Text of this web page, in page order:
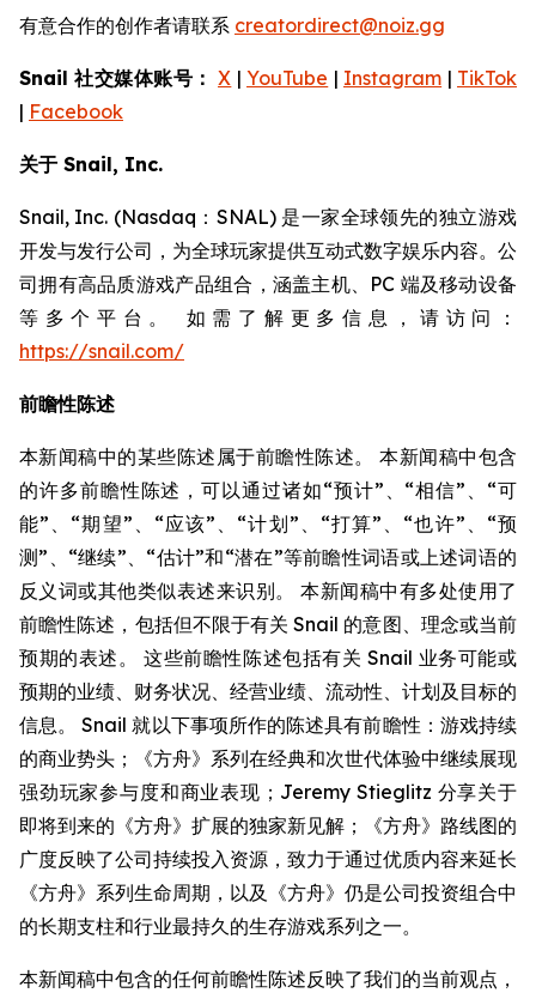
有意合作的创作者请联系 creatordirect@noiz.gg
Snail 社交媒体账号： X |YouTube | Instagram | TikTok
| Facebook
关于 Snail, Inc.
Snail, Inc. (Nasdaq：SNAL) 是一家全球领先的独立游戏
开发与发行公司，为全球玩家提供互动式数字娱乐内容。公
司拥有高品质游戏产品组合，涵盖主机、PC 端及移动设备
等多个平台。 如需了解更多信息，请访问：
https://snail.com/
前瞻性陈述
本新闻稿中的某些陈述属于前瞻性陈述。 本新闻稿中包含
的许多前瞻性陈述，可以通过诸如“预计”、“相信”、“可
能”、“期望”、“应该”、“计划”、“打算”、“也许”、“预
测”、“继续”、“估计”和“潜在”等前瞻性词语或上述词语的
反义词或其他类似表述来识别。 本新闻稿中有多处使用了
前瞻性陈述，包括但不限于有关 Snail 的意图、理念或当前
预期的表述。 这些前瞻性陈述包括有关 Snail 业务可能或
预期的业绩、财务状况、经营业绩、流动性、计划及目标的
信息。 Snail 就以下事项所作的陈述具有前瞻性：游戏持续
的商业势头；《方舟》系列在经典和次世代体验中继续展现
强劲玩家参与度和商业表现；Jeremy Stieglitz 分享关于
即将到来的《方舟》扩展的独家新见解；《方舟》路线图的
广度反映了公司持续投入资源，致力于通过优质内容来延长
《方舟》系列生命周期，以及《方舟》仍是公司投资组合中
的长期支柱和行业最持久的生存游戏系列之一。
本新闻稿中包含的任何前瞻性陈述反映了我们的当前观点，